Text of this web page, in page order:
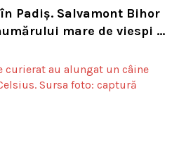
Padiș. Salvamont Bihor
mare de viespi de